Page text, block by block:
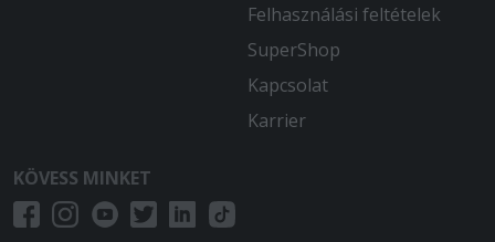
Felhasználási feltételek
SuperShop
Kapcsolat
Karrier
KÖVESS MINKET